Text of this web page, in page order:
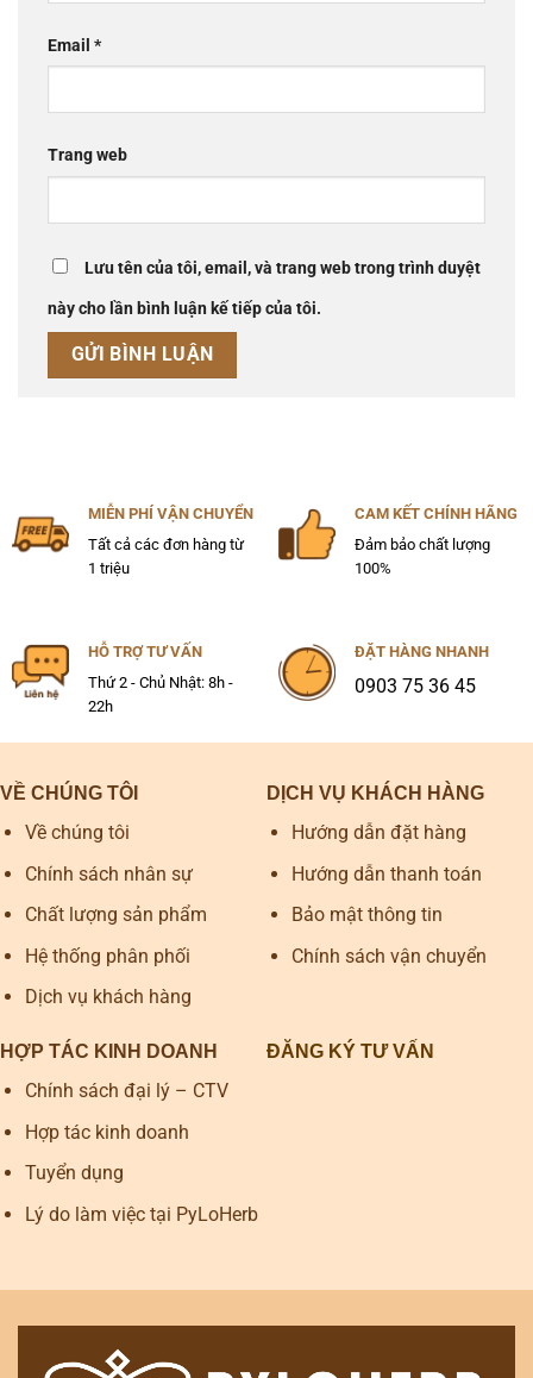
Email *
Trang web
Lưu tên của tôi, email, và trang web trong trình duyệt
này cho lần bình luận kế tiếp của tôi.
MIỄN PHÍ VẬN CHUYỂN
Tất cả các đơn hàng từ
1 triệu
CAM KẾT CHÍNH HÃNG
Đảm bảo chất lượng
100%
HỖ TRỢ TƯ VẤN
Thứ 2 - Chủ Nhật: 8h -
22h
ĐẶT HÀNG NHANH
0903 75 36 45
VỀ CHÚNG TÔI
Về chúng tôi
Chính sách nhân sự
Chất lượng sản phẩm
Hệ thống phân phối
Dịch vụ khách hàng
DỊCH VỤ KHÁCH HÀNG
Hướng dẫn đặt hàng
Hướng dẫn thanh toán
Bảo mật thông tin
Chính sách vận chuyển
HỢP TÁC KINH DOANH
Chính sách đại lý – CTV
Hợp tác kinh doanh
Tuyển dụng
Lý do làm việc tại PyLoHerb
ĐĂNG KÝ TƯ VẤN